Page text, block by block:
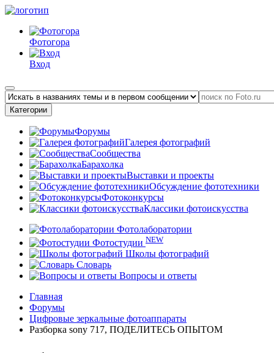
Фотогора
Вход
Категории
Форумы
Галерея фотографий
Сообщества
Барахолка
Выставки и проекты
Обсуждение фототехники
Фотоконкурсы
Классики фотоискусства
Фотолаборатории
Фотостудии NEW
Школы фотографий
Словарь
Вопросы и ответы
Главная
Форумы
Цифровые зеркальные фотоаппараты
Разборка sony 717, ПОДЕЛИТЕСЬ ОПЫТОМ